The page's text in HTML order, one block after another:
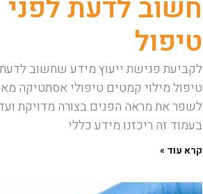
חשוב לדעת לפני
טיפול
לקביעת פגישת ייעוץ מידע שחשוב
טיפול מילוי קמטים טיפולי אסתטיקה
לשפר את מראה הפנים בצורה מדויקת
בעמוד זה ריכזנו מידע כללי
קרא עוד »